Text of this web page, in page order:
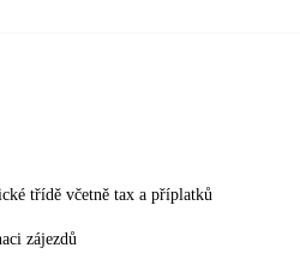
třídě včetně tax a příplatků
zájezdů